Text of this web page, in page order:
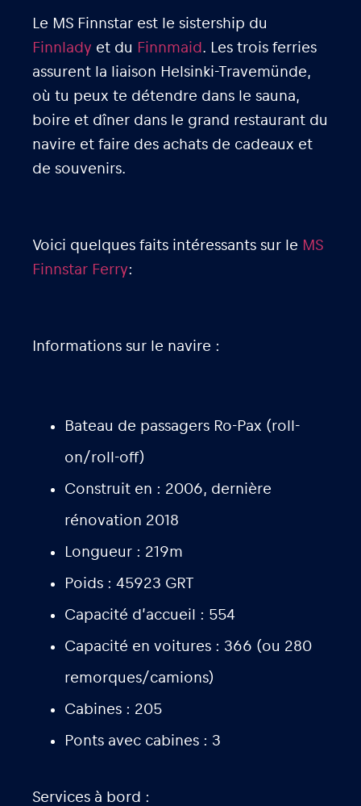
Le MS Finnstar est le sistership du
Finnlady et du Finnmaid. Les trois ferries
assurent la liaison Helsinki-Travemünde,
où tu peux te détendre dans le sauna,
boire et dîner dans le grand restaurant du
navire et faire des achats de cadeaux et
de souvenirs.
Voici quelques faits intéressants sur le MS
Finnstar Ferry:
Informations sur le navire :
Bateau de passagers Ro-Pax (roll-
on/roll-off)
Construit en : 2006, dernière
rénovation 2018
Longueur : 219m
Poids : 45923 GRT
Capacité d’accueil : 554
Capacité en voitures : 366 (ou 280
remorques/camions)
Cabines : 205
Ponts avec cabines : 3
Services à bord :